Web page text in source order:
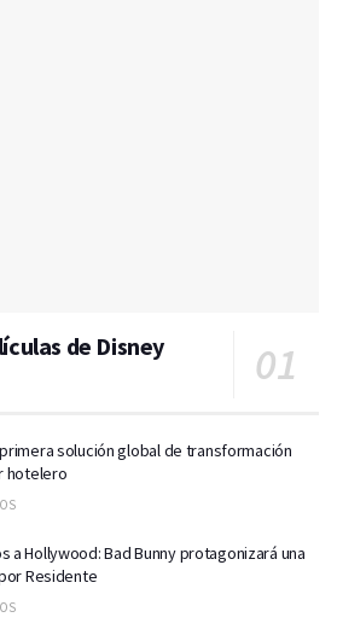
de Disney
solución global de transformación
hotelero
a Hollywood: Bad Bunny protagonizará una
Residente